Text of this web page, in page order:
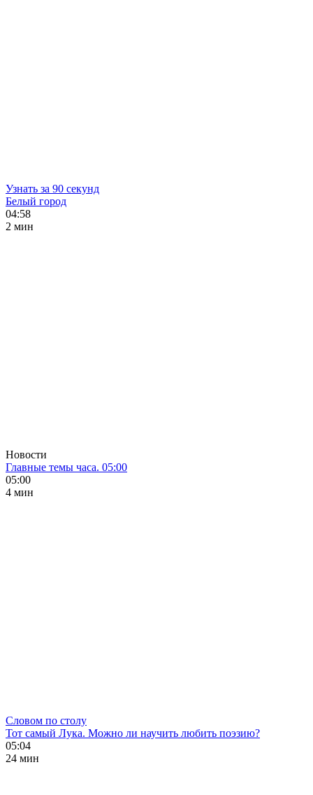
Узнать за 90 секунд
Белый город
04:58
2 мин
Новости
Главные темы часа. 05:00
05:00
4 мин
Словом по столу
Тот самый Лука. Можно ли научить любить поэзию?
05:04
24 мин